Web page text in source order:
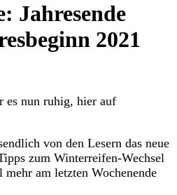
Jahresende
2021
es nun ruhig, hier auf
von den Lesern das neue
zum Winterreifen-Wechsel
am letzten Wochenende